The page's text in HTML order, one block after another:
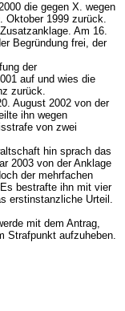
die gegen X. wegen
Oktober 1999 zurück.
Am 16.
Begründung frei, der
der
auf und wies die
zurück.
August 2002 von der
ihn wegen
von zwei
hin sprach das
2003 von der Anklage
der mehrfachen
bestrafte ihn mit vier
erstinstanzliche Urteil.
mit dem Antrag,
Strafpunkt aufzuheben.